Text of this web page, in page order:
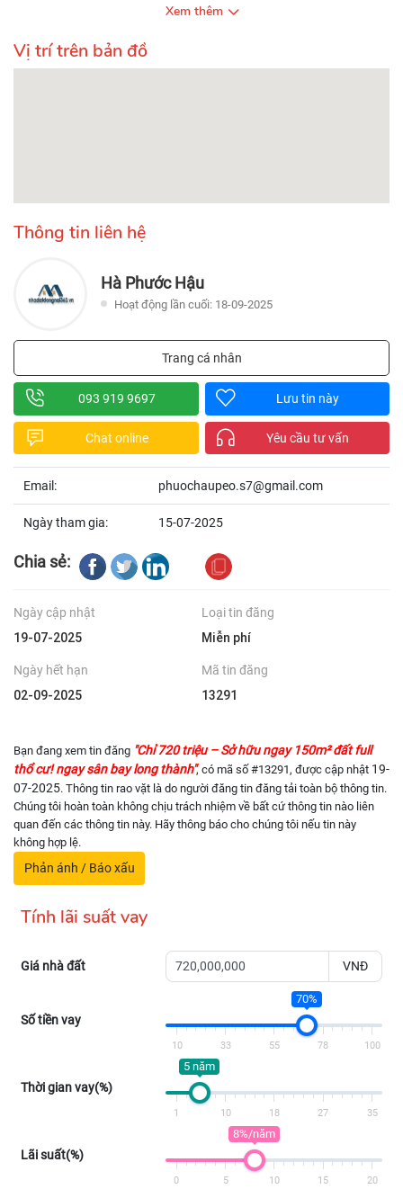
Xem thêm
Vị trí trên bản đồ
Thông tin liên hệ
Hà Phước Hậu
Hoạt động lần cuối: 18-09-2025
Trang cá nhân
093 919 9697 Lưu tin này
Chat online Yêu cầu tư vấn
Email: phuochaupeo.s7@gmail.com
Ngày tham gia: 15-07-2025
Chia sẻ:
Ngày cập nhật
19-07-2025
Loại tin đăng
Miễn phí
Ngày hết hạn
02-09-2025
Mã tin đăng
13291
Bạn đang xem tin đăng "Chỉ 720 triệu – Sở hữu ngay 150m² đất full
thổ cư! ngay sân bay long thành", có mã số #13291, được cập nhật 19-
07-2025. Thông tin rao vặt là do người đăng tin đăng tải toàn bộ thông tin.
Chúng tôi hoàn toàn không chịu trách nhiệm về bất cứ thông tin nào liên
quan đến các thông tin này. Hãy thông báo cho chúng tôi nếu tin này
không hợp lệ.
Phản ánh / Báo xấu
Tính lãi suất vay
Giá nhà đất VNĐ
Số tiền vay
70%
10 33 55 78 100
Thời gian vay(%)
5 năm
1 10 18 27 35
Lãi suất(%)
8%/năm
0 5 10 15 20